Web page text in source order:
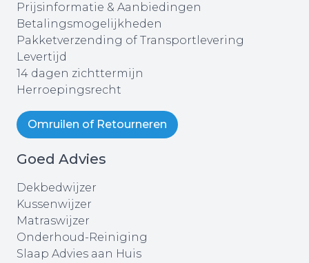
Prijsinformatie & Aanbiedingen
Betalingsmogelijkheden
Pakketverzending of Transportlevering
Levertijd
14 dagen zichttermijn
Herroepingsrecht
Omruilen of Retourneren
Goed Advies
Dekbedwijzer
Kussenwijzer
Matraswijzer
Onderhoud-Reiniging
Slaap Advies aan Huis